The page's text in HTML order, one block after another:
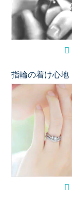
指輪の着け心地